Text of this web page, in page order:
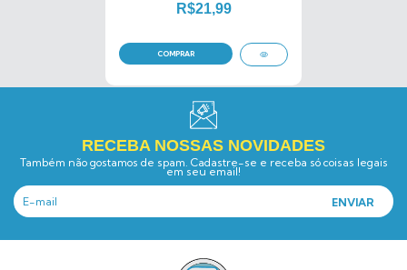
R$21,99
RECEBA NOSSAS NOVIDADES
Também não gostamos de spam. Cadastre-se e receba só coisas legais
em seu email!